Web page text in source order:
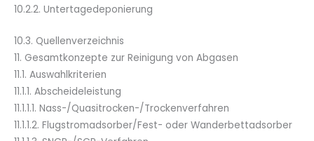
10.2.2. Untertagedeponierung
10.3. Quellenverzeichnis
11. Gesamtkonzepte zur Reinigung von Abgasen
11.1. Auswahlkriterien
11.1.1. Abscheideleistung
11.1.1.1. Nass-/Quasitrocken-/Trockenverfahren
11.1.1.2. Flugstromadsorber/Fest- oder Wanderbettadsorber